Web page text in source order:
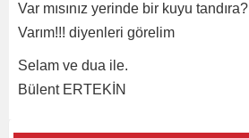
Var mısınız yerinde bir kuyu tandıra?
Varım!!! diyenleri görelim
Selam ve dua ile.
Bülent ERTEKİN